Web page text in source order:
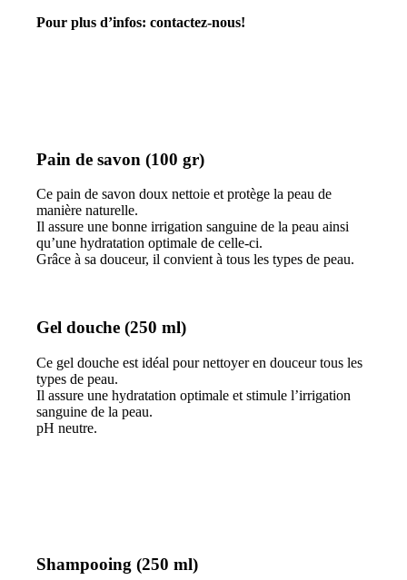
Pour plus d’infos: contactez-nous!
Pain de savon (100 gr)
Ce pain de savon doux nettoie et protège la peau de
manière naturelle.
Il assure une bonne irrigation sanguine de la peau ainsi
qu’une hydratation optimale de celle-ci.
Grâce à sa douceur, il convient à tous les types de peau.
Gel douche (250 ml)
Ce gel douche est idéal pour nettoyer en douceur tous les
types de peau.
Il assure une hydratation optimale et stimule l’irrigation
sanguine de la peau.
pH neutre.
Shampooing (250 ml)